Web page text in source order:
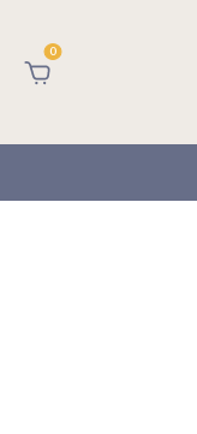
0